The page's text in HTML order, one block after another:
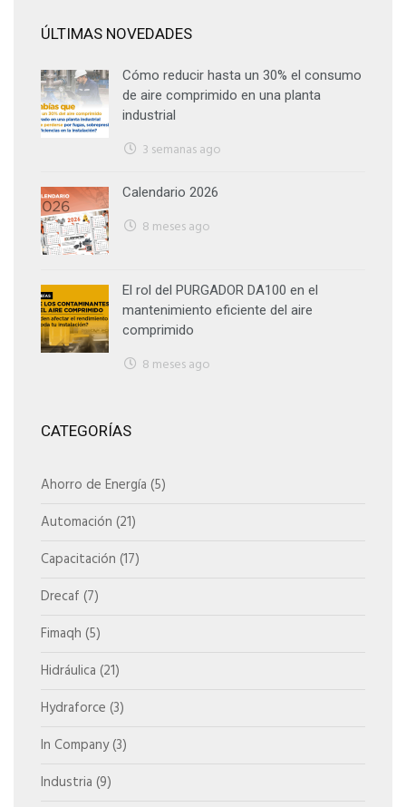
ÚLTIMAS NOVEDADES
Cómo reducir hasta un 30% el consumo
de aire comprimido en una planta
industrial
3 semanas ago
Calendario 2026
8 meses ago
El rol del PURGADOR DA100 en el
mantenimiento eficiente del aire
comprimido
8 meses ago
CATEGORÍAS
Ahorro de Energía (5)
Automación (21)
Capacitación (17)
Drecaf (7)
Fimaqh (5)
Hidráulica (21)
Hydraforce (3)
In Company(3)
Industria (9)